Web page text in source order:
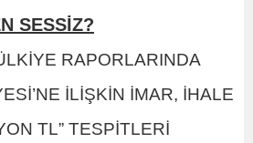
SESSİZ?
RAPORLARINDA
İLİŞKİN İMAR, İHALE
TL” TESPİTLERİ